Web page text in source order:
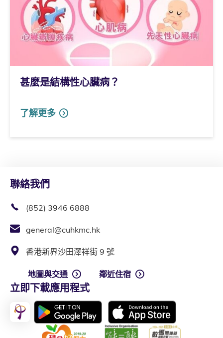
甚麼是結構性心臟病？
了解更多
聯絡我們
(852) 3946 6888
general@cuhkmc.hk
香港新界沙田澤祥街 9 號
地圖與交通 鄰近住宿
立即下載應用程式